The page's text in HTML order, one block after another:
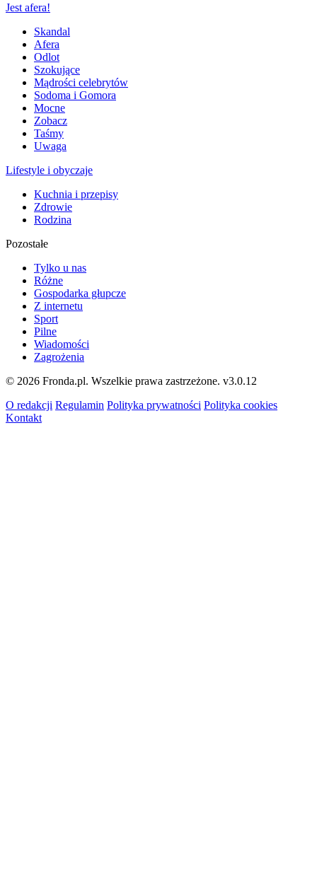
Jest afera!
Skandal
Afera
Odlot
Szokujące
Mądrości celebrytów
Sodoma i Gomora
Mocne
Zobacz
Taśmy
Uwaga
Lifestyle i obyczaje
Kuchnia i przepisy
Zdrowie
Rodzina
Pozostałe
Tylko u nas
Różne
Gospodarka głupcze
Z internetu
Sport
Pilne
Wiadomości
Zagrożenia
© 2026 Fronda.pl. Wszelkie prawa zastrzeżone. v3.0.12
O redakcji Regulamin Polityka prywatności Polityka cookies
Kontakt